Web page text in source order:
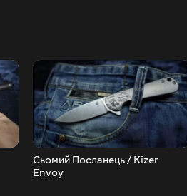
Сьомий Посланець / Kizer
Envoy